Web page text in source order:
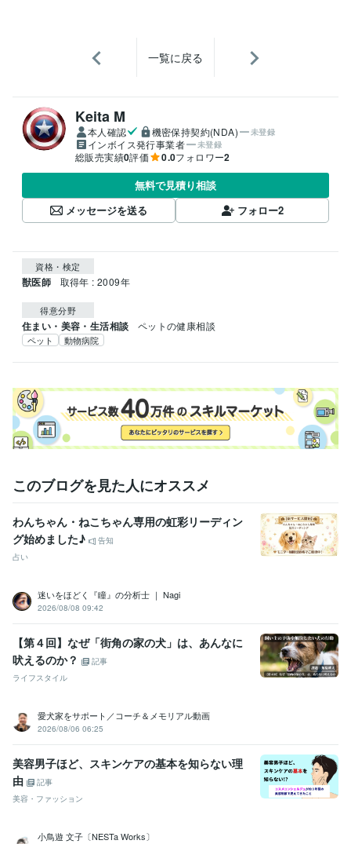
一覧に戻る
Keita M
本人確認 機密保持契約(NDA) 未登録
インボイス発行事業者 未登録
総販売実績0評価 0.0フォロワー2
無料で見積り相談
メッセージを送る
フォロー2
資格・検定
獣医師 取得年 : 2009年
得意分野
住まい・美容・生活相談 ペットの健康相談
ペット 動物病院
このブログを見た人にオススメ
わんちゃん・ねこちゃん専用の虹彩リーディン
グ始めました♪
告知
占い
迷いをほどく『瞳』の分析士 ｜ Nagi
2026/08/08 09:42
【第４回】なぜ「街角の家の犬」は、あんなに
吠えるのか？
記事
ライフスタイル
愛犬家をサポート／コーチ＆メモリアル動画
2026/08/06 06:25
美容男子ほど、スキンケアの基本を知らない理
由
記事
美容・ファッション
小鳥遊 文子〔NESTa Works〕